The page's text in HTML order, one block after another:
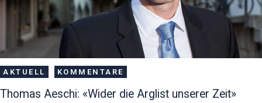
AKTUELL KOMMENTARE
Thomas Aeschi: «Wider die Arglist unserer Zeit»